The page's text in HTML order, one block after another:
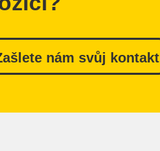
nám svůj kontakt